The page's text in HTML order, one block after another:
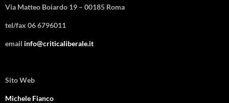
Via Matteo Boiardo 19 – 00185 Roma
tel/fax 06 6796011
email info@criticaliberale.it
Sito Web
Michele Fianco